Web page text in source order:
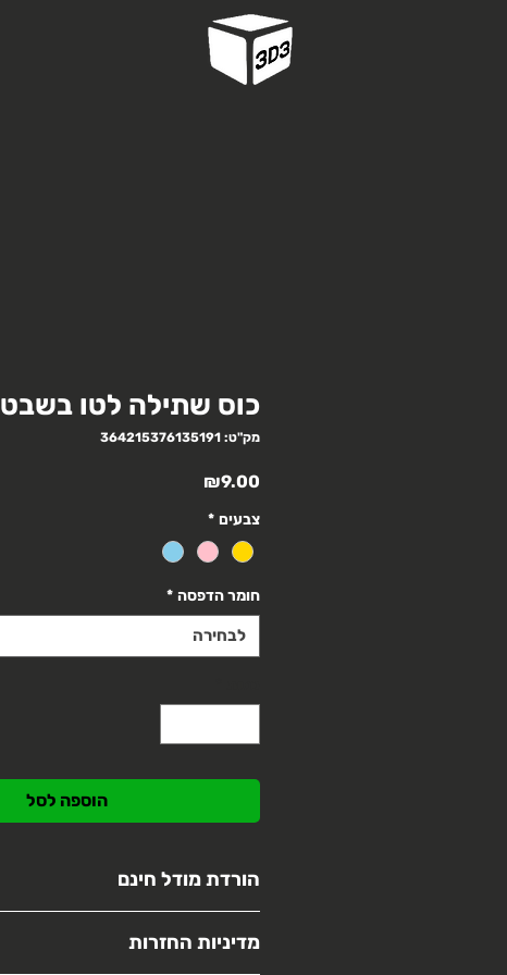
כוס שתילה לטו בשבט
מק"ט: 364215376135191
₪9.00
צבעים *
חומר הדפסה *
לבחירה
הוספה לסל
הורדת מודל חינם
האתר שלנו זמינים ללא
מדיניות החזרות